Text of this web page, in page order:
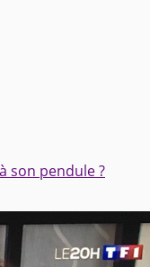
son pendule ?